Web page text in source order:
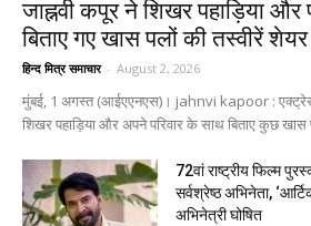
जाह्नवी कपूर ने शिखर पहाड़िया और
बिताए गए खास पलों की तस्वीरें
हिन्द मित्र समाचार - August 2, 2026
मुंबई, 1 अगस्त (आईएएनएस)। jahnvi kapoor : एक्ट्रेस
शिखर पहाड़िया और अपने परिवार के साथ बिताए कुछ खास
72वां राष्ट्रीय फिल्म
सर्वश्रेष्ठ अभिनेता,
अभिनेत्री घोषित